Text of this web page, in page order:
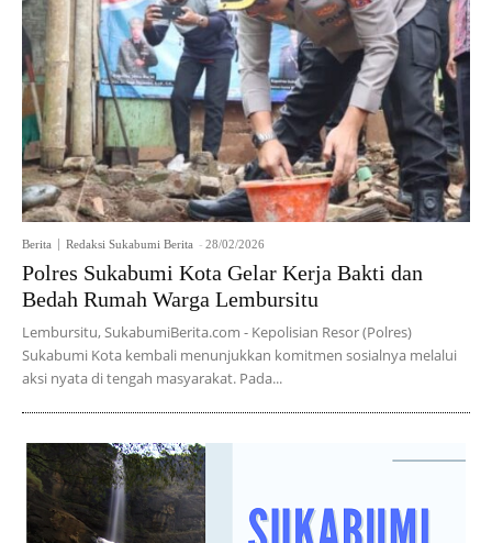
Berita Redaksi Sukabumi Berita - 28/02/2026
Polres Sukabumi Kota Gelar Kerja Bakti dan
Bedah Rumah Warga Lembursitu
Lembursitu, SukabumiBerita.com - Kepolisian Resor (Polres)
Sukabumi Kota kembali menunjukkan komitmen sosialnya melalui
aksi nyata di tengah masyarakat. Pada...